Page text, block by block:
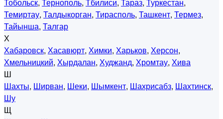
Темиртау, Талдыкорган, Тирасполь, Ташкент, Термез,
Тайынша, Талгар
Х
Хабаровск, Хасавюрт, Химки, Харьков, Херсон,
Хмельницкий, Хырдалан, Худжанд, Хромтау, Хива
Ш
Шахты, Ширван, Шеки, Шымкент, Шахрисабз, Шахтинск,
Шу
Щ